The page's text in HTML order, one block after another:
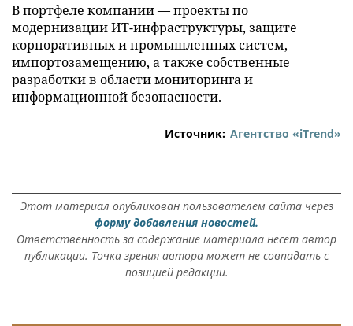
В портфеле компании — проекты по
модернизации ИТ-инфраструктуры, защите
корпоративных и промышленных систем,
импортозамещению, а также собственные
разработки в области мониторинга и
информационной безопасности.
Источник: Агентство «iTrend»
Этот материал опубликован пользователем сайта через
форму добавления новостей.
Ответственность за содержание материала несет автор
публикации. Точка зрения автора может не совпадать с
позицией редакции.